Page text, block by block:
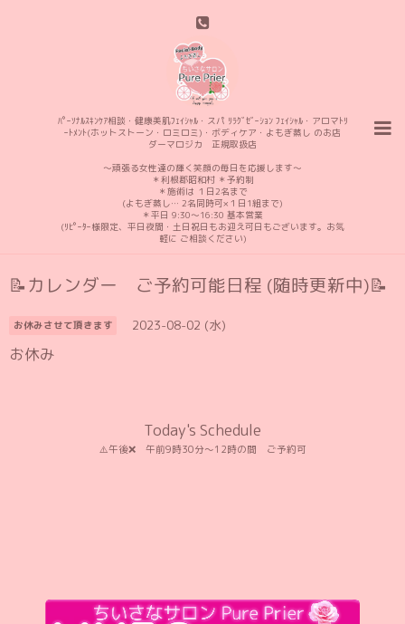
ﾊﾟｰｿﾅﾙｽｷﾝｹｱ相談・健康美肌ﾌｪｲｼｬﾙ・スパ ﾘﾗｸﾞｾﾞｰｼｮﾝ ﾌｪｲｼｬﾙ・アロマﾄﾘ
ｰﾄﾒﾝﾄ(ホットストーン・ロミロミ)・ボディケア・よもぎ蒸し のお店
ダーマロジカ 正規取扱店
〜頑張る女性達の輝く笑顔の毎日を応援します〜
＊利根郡昭和村 ＊予約制
＊施術は １日2名まで
(よもぎ蒸し… 2名同時可×１日1組まで)
＊平日 9:30〜16:30 基本営業
(ﾘﾋﾟｰﾀｰ様限定、平日夜間・土日祝日もお迎え可日もございます。お気
軽に ご相談ください)
📝カレンダー ご予約可能日程 (随時更新中)📝
お休みさせて頂きます 2023-08-02 (水)
お休み
Today's Schedule
⚠️午後❌️ 午前9時30分〜12時の間 ご予約可